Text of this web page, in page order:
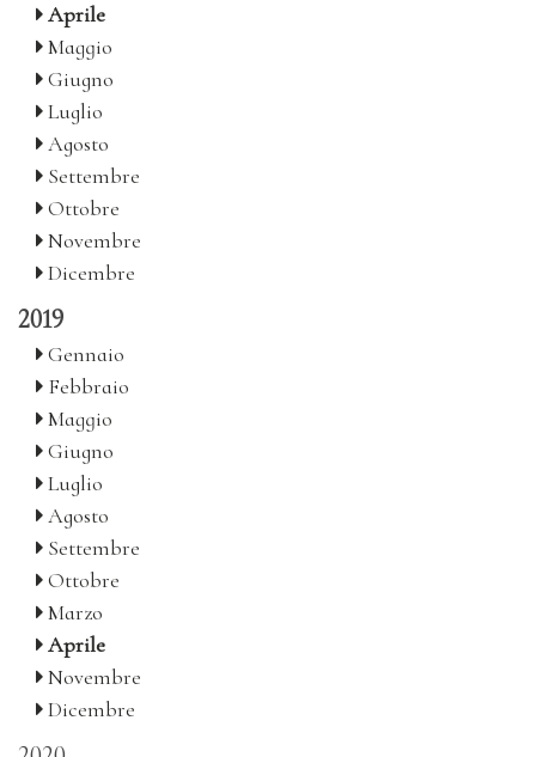
Aprile
Maggio
Giugno
Luglio
Agosto
Settembre
Ottobre
Novembre
Dicembre
2019
Gennaio
Febbraio
Maggio
Giugno
Luglio
Agosto
Settembre
Ottobre
Marzo
Aprile
Novembre
Dicembre